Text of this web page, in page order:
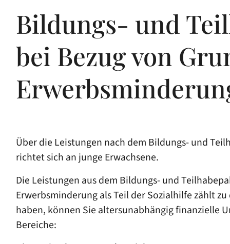
Bildungs- und
bei Bezug von
Über die Leistungen nach dem Bildungs- und
richtet sich an junge Erwachsene.
Die Leistungen aus dem Bildungs- und
Erwerbsminderung als Teil der Sozialhilfe zählt
haben, können Sie altersunabhängig finanzielle
Bereiche: